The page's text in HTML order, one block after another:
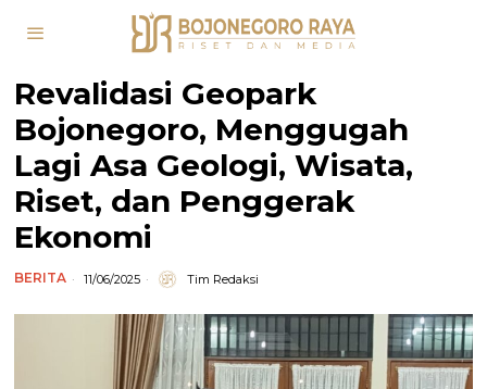
Revalidasi Geopark
Bojonegoro, Menggugah
Lagi Asa Geologi, Wisata,
Riset, dan Penggerak
Ekonomi
BERITA 11/06/2025 Tim Redaksi